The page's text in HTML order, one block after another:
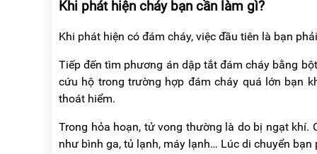
Khi phát hiện cháy bạn cần làm gì?
Khi phát hiện có đám cháy, việc đầu tiên là bạn
Tiếp đến tìm phương án dập tắt đám cháy bằng
cứu hộ trong trường hợp đám cháy quá lớn bạn
thoát hiểm.
Trong hỏa hoạn, tử vong thường là do bị ngạt khí.
như bình ga, tủ lạnh, máy lạnh… Lúc di chuyển